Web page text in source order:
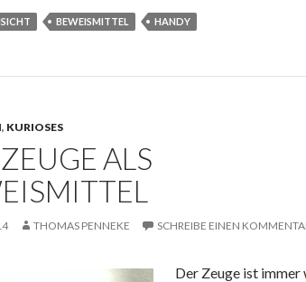
BEWEISMITTEL HANDY
, KURIOSES
ALS
THOMAS PENNEKE SCHREIBE EINEN
Der Zeuge ist immer